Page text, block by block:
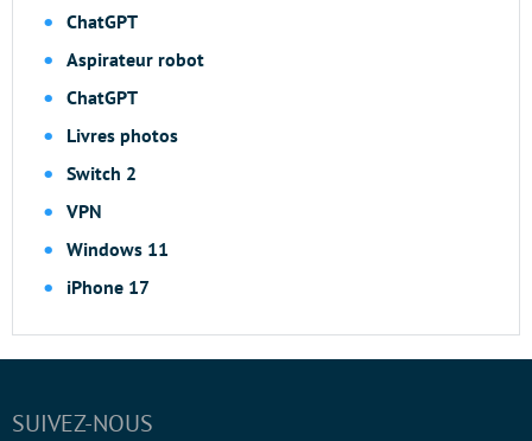
ChatGPT
Aspirateur robot
ChatGPT
Livres photos
Switch 2
VPN
Windows 11
iPhone 17
SUIVEZ-NOUS